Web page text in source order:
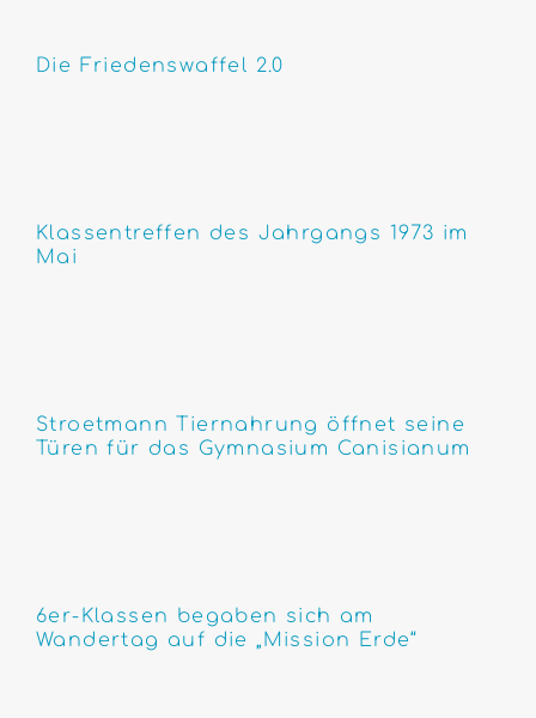
Die Friedenswaffel 2.0
Klassentreffen des Jahrgangs 1973 im
Mai
Stroetmann Tiernahrung öffnet seine
Türen für das Gymnasium Canisianum
6er-Klassen begaben sich am
Wandertag auf die „Mission Erde“